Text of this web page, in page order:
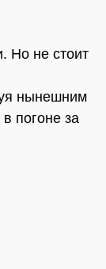
Но не стоит
нынешним
погоне за